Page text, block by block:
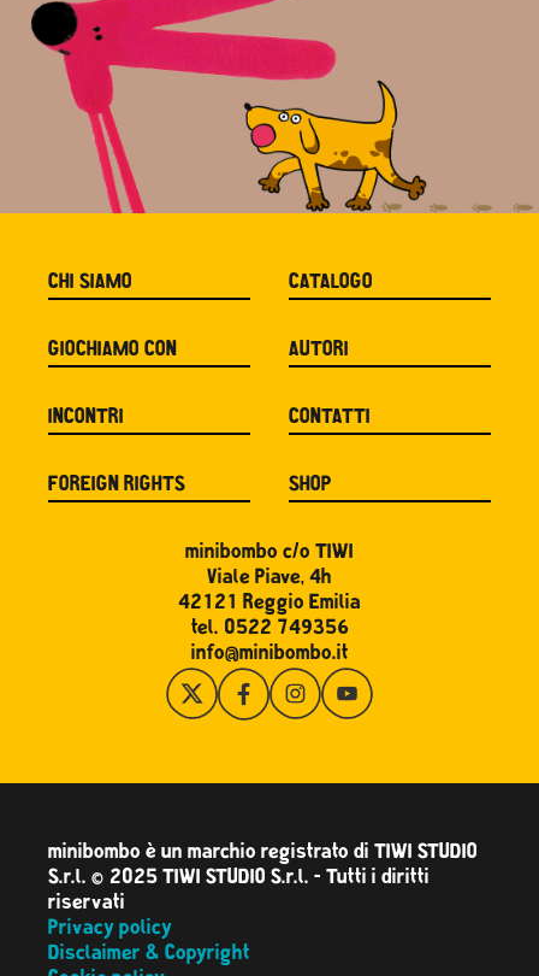
CHI SIAMO CATALOGO
GIOCHIAMO CON AUTORI
INCONTRI CONTATTI
FOREIGN RIGHTS SHOP
minibombo c/o TIWI
Viale Piave, 4h
42121 Reggio Emilia
tel. 0522 749356
info@minibombo.it
minibombo è un marchio registrato di TIWI STUDIO
S.r.l. © 2025 TIWI STUDIO S.r.l. - Tutti i diritti
riservati
Privacy policy
Disclaimer & Copyright